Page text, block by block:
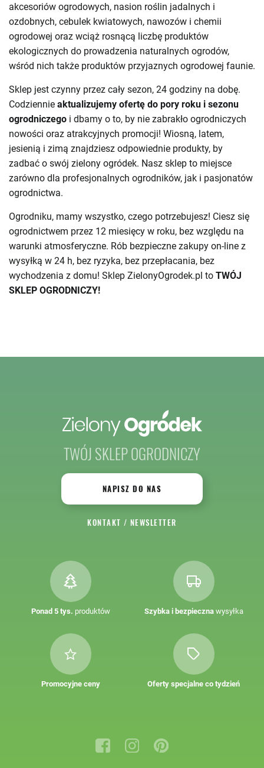
akcesoriów ogrodowych, nasion roślin jadalnych i
ozdobnych, cebulek kwiatowych, nawozów i chemii
ogrodowej oraz wciąż rosnącą liczbę produktów
ekologicznych do prowadzenia naturalnych ogrodów,
wśród nich także produktów przyjaznych ogrodowej faunie.
Sklep jest czynny przez cały sezon, 24 godziny na dobę.
Codziennie aktualizujemy ofertę do pory roku i sezonu
ogrodniczego i dbamy o to, by nie zabrakło ogrodniczych
nowości oraz atrakcyjnych promocji! Wiosną, latem,
jesienią i zimą znajdziesz odpowiednie produkty, by
zadbać o swój zielony ogródek. Nasz sklep to miejsce
zarówno dla profesjonalnych ogrodników, jak i pasjonatów
ogrodnictwa.
Ogrodniku, mamy wszystko, czego potrzebujesz! Ciesz się
ogrodnictwem przez 12 miesięcy w roku, bez względu na
warunki atmosferyczne. Rób bezpieczne zakupy on-line z
wysyłką w 24 h, bez ryzyka, bez przepłacania, bez
wychodzenia z domu! Sklep ZielonyOgrodek.pl to TWÓJ
SKLEP OGRODNICZY!
TWÓJ SKLEP OGRODNICZY
NAPISZ DO NAS
KONTAKT / NEWSLETTER
Ponad 5 tys. produktów Szybka i bezpiecznawysyłka
Promocyjne ceny Oferty specjalne co tydzień